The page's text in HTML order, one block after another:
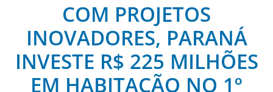
COM PROJETOS
INOVADORES, PARANÁ
INVESTE R$ 225 MILHÕES
EM HABITAÇÃO NO 1º